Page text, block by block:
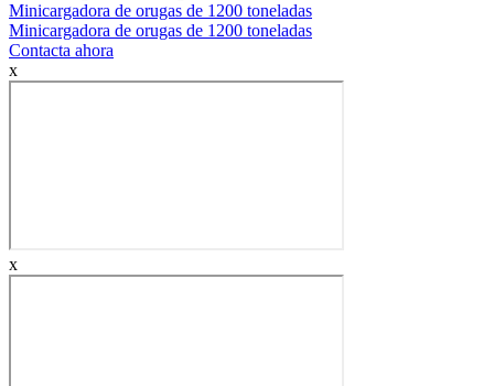
Minicargadora de orugas de 1200 toneladas
Minicargadora de orugas de 1200 toneladas
Contacta ahora
x
x